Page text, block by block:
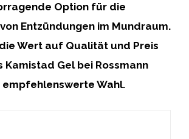
Option für die
Entzündungen im Mundraum.
Wert auf Qualität und Preis
Kamistad Gel bei Rossmann
empfehlenswerte Wahl.